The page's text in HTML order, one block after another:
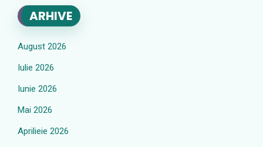
ARHIVE
August 2026
Iulie 2026
Iunie 2026
Mai 2026
Aprilieie 2026